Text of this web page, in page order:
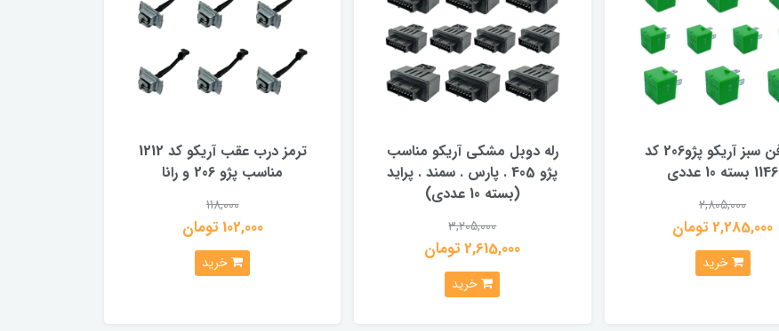
رله فن سبز آریکو پژو206 کد
1146 بسته 10 عددی
2,805,000
2,285,000 تومان
خرید
رله دوبل مشکی آریکو مناسب
پژو 405 . پارس . سمند . پراید
(بسته 10 عددی)
3,205,000
2,615,000 تومان
خرید
ترمز درب عقب آریکو کد 1212
مناسب پژو 206 و رانا
118,000
102,000 تومان
خرید